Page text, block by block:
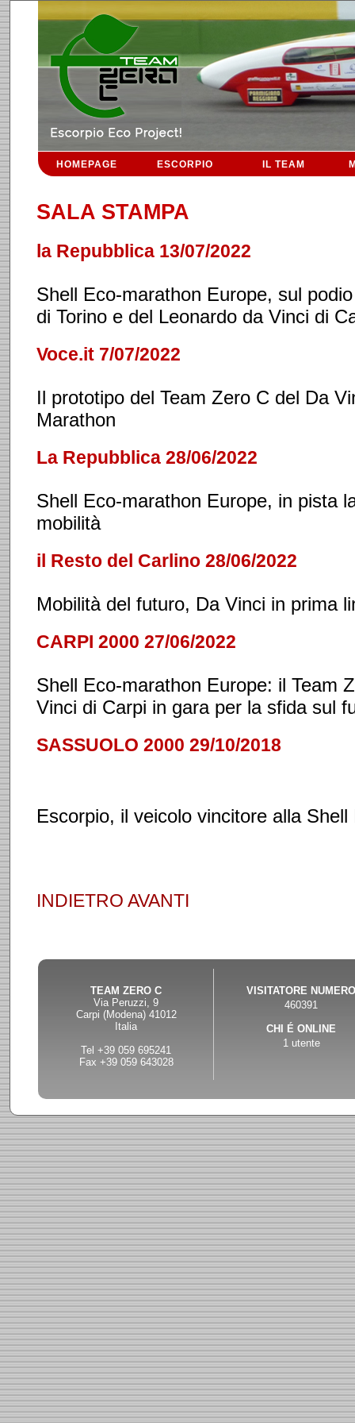
HOMEPAGE ESCORPIO IL TEAM
SALA STAMPA
la Repubblica 13/07/2022
Shell Eco-marathon Europe, sul
di Torino e del Leonardo da Vinci di
Voce.it 7/07/2022
Il prototipo del Team Zero C del Da
Marathon
La Repubblica 28/06/2022
Shell Eco-marathon Europe, in pista
mobilità
il Resto del Carlino 28/06/2022
Mobilità del futuro, Da Vinci in prima
CARPI 2000 27/06/2022
Shell Eco-marathon Europe: il Team
Vinci di Carpi in gara per la sfida sul
SASSUOLO 2000 29/10/2018
Escorpio, il veicolo vincitore alla
INDIETRO AVANTI
VISITATORE NUMERO
460391
CHI É ONLINE
1 utente
TEAM ZERO C
Via Peruzzi, 9
Carpi (Modena) 41012
Italia
Tel +39 059 695241
Fax +39 059 643028